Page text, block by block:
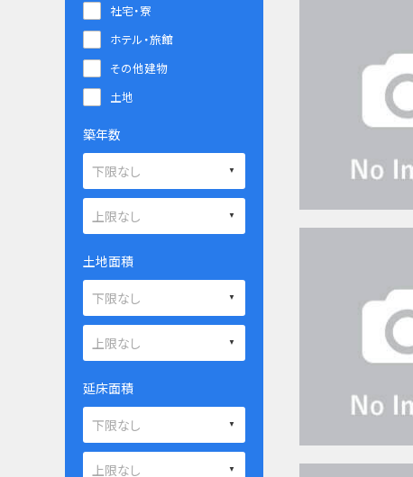
社宅・寮
ホテル・旅館
その他建物
土地
築年数
土地面積
延床面積